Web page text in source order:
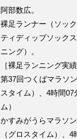
阿部数広。
裸足ランナー（ソッ
ティディップソック
ニング）。
［裸足ランニング実績
第37回つくばマラソ
スタイム）、4時間07
ム）
かすみがうらマラソ
（グロスタイム）、